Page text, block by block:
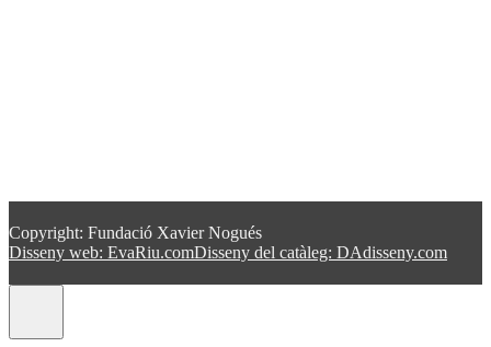
Copyright: Fundació Xavier Nogués
Disseny web: EvaRiu.comDisseny del catàleg: DAdisseny.com